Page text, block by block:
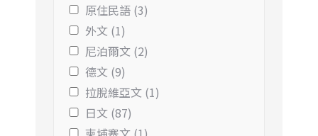
原住民語 (3)
外文 (1)
尼泊爾文 (2)
德文 (9)
拉脫維亞文 (1)
日文 (87)